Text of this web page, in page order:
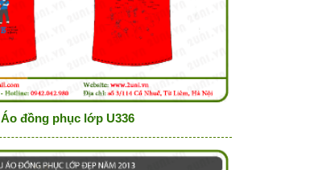
Áo đồng phục lớp U336